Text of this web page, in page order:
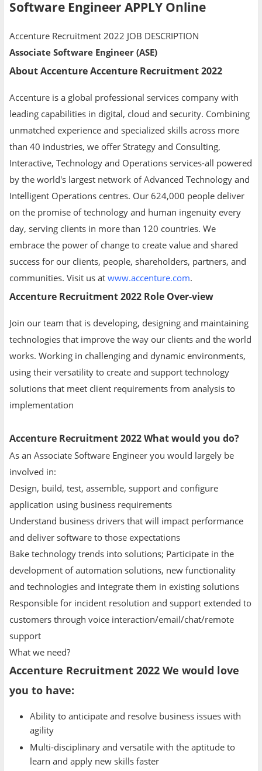
Software Engineer APPLY Online
Accenture Recruitment 2022 JOB DESCRIPTION
Associate Software Engineer (ASE)
About Accenture Accenture Recruitment 2022
Accenture is a global professional services company with
leading capabilities in digital, cloud and security. Combining
unmatched experience and specialized skills across more
than 40 industries, we offer Strategy and Consulting,
Interactive, Technology and Operations services-all powered
by the world's largest network of Advanced Technology and
Intelligent Operations centres. Our 624,000 people deliver
on the promise of technology and human ingenuity every
day, serving clients in more than 120 countries. We
embrace the power of change to create value and shared
success for our clients, people, shareholders, partners, and
communities. Visit us at www.accenture.com.
Accenture Recruitment 2022 Role Over-view
Join our team that is developing, designing and maintaining
technologies that improve the way our clients and the world
works. Working in challenging and dynamic environments,
using their versatility to create and support technology
solutions that meet client requirements from analysis to
implementation
Accenture Recruitment 2022 What would you do?
As an Associate Software Engineer you would largely be
involved in:
Design, build, test, assemble, support and configure
application using business requirements
Understand business drivers that will impact performance
and deliver software to those expectations
Bake technology trends into solutions; Participate in the
development of automation solutions, new functionality
and technologies and integrate them in existing solutions
Responsible for incident resolution and support extended to
customers through voice interaction/email/chat/remote
support
What we need?
Accenture Recruitment 2022 We would love
you to have:
Ability to anticipate and resolve business issues with
agility
Multi-disciplinary and versatile with the aptitude to
learn and apply new skills faster